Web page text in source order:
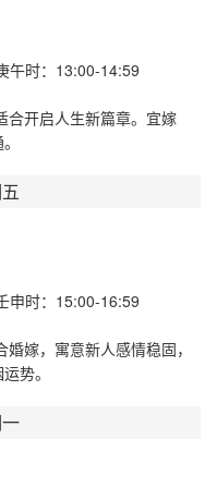
午时：13:00-14:59
合开启人生新篇章。宜嫁
五
申时：15:00-16:59
嫁，寓意新人感情稳固，
势。
一